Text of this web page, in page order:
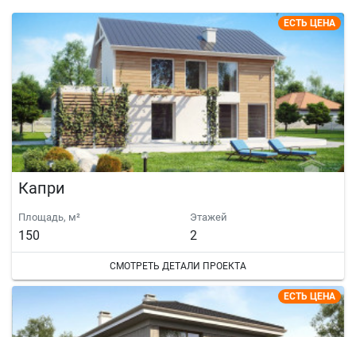
ЕСТЬ ЦЕНА
Капри
Площадь, м²
150
Этажей
2
СМОТРЕТЬ ДЕТАЛИ ПРОЕКТА
ЕСТЬ ЦЕНА